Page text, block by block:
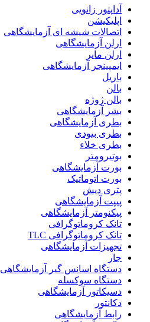
آداپتور زانویی
اپلیکیشن
اتصالات شیشه ای آزمایشگاهی
ارلن آزمایشگاهی
ارلن مایر
ایمپینجر آزمایشگاهی
باریل
بالن
بالن ژوژه
بشر آزمایشگاهی
بطری آزمایشگاهی
بطری بیودی
بطری خلاء
بوتیرومتر
بورت آزمایشگاهی
بورت اتوماتیک
پتری دیش
پیپت آزمایشگاهی
پیکنومتر آزمایشگاهی
تانک کروماتوگرافی
تانک کروماتوگرافی TLC
تجهیزات آزمایشگاهی
جار
دستگاه اسانس گیر آزمایشگاهی
دستگاه سوکسله
دسیکاتور آزمایشگاهی
دکانتور
رابط آزمایشگاهی